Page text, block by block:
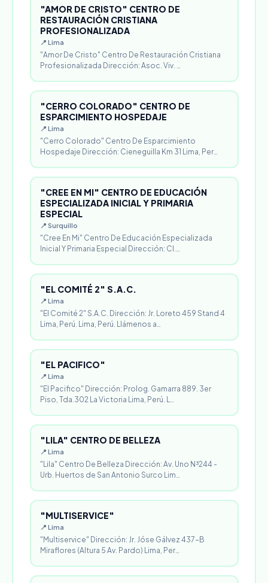
"AMOR DE CRISTO" CENTRO DE
RESTAURACIÓN CRISTIANA
PROFESIONALIZADA
📍 Lima
"Amor De Cristo" Centro De Restauración Cristiana
Profesionalizada Dirección: Asoc. Viv. …
"CERRO COLORADO" CENTRO DE
ESPARCIMIENTO HOSPEDAJE
📍 Lima
"Cerro Colorado" Centro De Esparcimiento
Hospedaje Dirección: Cieneguilla Km 31 Lima, Per…
"CREE EN MI" CENTRO DE EDUCACIÓN
ESPECIALIZADA INICIAL Y PRIMARIA
ESPECIAL
📍 Surquillo
"Cree En Mi" Centro De Educación Especializada
Inicial Y Primaria Especial Dirección: Cl.…
"EL COMITÉ 2" S.A.C.
📍 Lima
"El Comité 2" S.A.C. Dirección: Jr. Loreto 459 Stand 4
Lima, Perú. Lima, Perú. Llámenos a…
"EL PACIFICO"
📍 Lima
"El Pacifico" Dirección: Prolog. Gamarra 889. 3er
Piso, Tda.302 La Victoria Lima, Perú. L…
"LILA" CENTRO DE BELLEZA
📍 Lima
"Lila" Centro De Belleza Dirección: Av. Uno N³244 -
Urb. Huertos de San Antonio Surco Lim…
"MULTISERVICE"
📍 Lima
"Multiservice" Dirección: Jr. Jóse Gálvez 437-B
Miraflores (Altura 5 Av. Pardo) Lima, Per…